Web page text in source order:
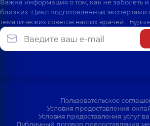
Важна информация о том, как не заболеть
близких. Цикл подготовленных
тематических советов наших врачей…
Пользовательское
Условия предоставления
Условия предоставления услуг
Публичный договор предоставления